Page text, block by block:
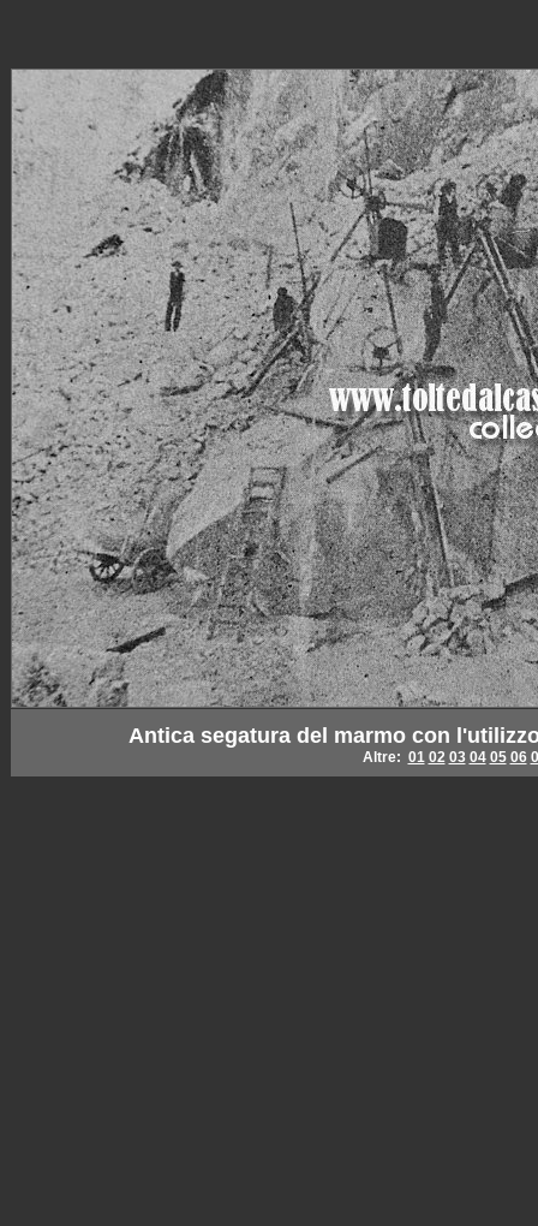
Antica segatura del marmo con
Altre: 01 02 03 04 05 06